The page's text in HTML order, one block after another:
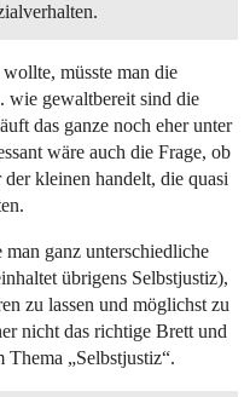
müsste man die
wie gewaltbereit sind die
das ganze noch eher unter
wäre auch die Frage, ob
kleinen handelt, die quasi
man ganz unterschiedliche
übrigens Selbstjustiz),
zu lassen und möglichst zu
nicht das richtige Brett und
„Selbstjustiz“.